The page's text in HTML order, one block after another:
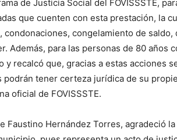
de Justicia Social del FOVISSSTE,
que cuenten con esta prestación, la
condonaciones, congelamiento de
Además, para las personas de 80 años
y recalcó que, gracias a estas acciones
podrán tener certeza jurídica de su
oficial de FOVISSSTE.
Faustino Hernández Torres, agradeció